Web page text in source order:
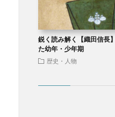
鋭く読み解く【織田信長
た幼年・少年期
歴史・人物